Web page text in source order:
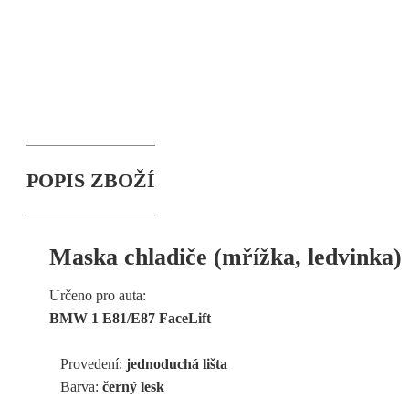
POPIS ZBOŽÍ
Maska chladiče (mřížka, ledvinka)
Určeno pro auta:
BMW 1 E81/E87 FaceLift
Provedení: jednoduchá lišta
Barva: černý lesk